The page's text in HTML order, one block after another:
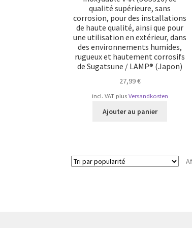
qualité supérieure, sans
corrosion, pour des installations
de haute qualité, ainsi que pour
une utilisation en extérieur, dans
des environnements humides,
rugueux et hautement corrosifs
de Sugatsune / LAMP® (Japon)
27,99€
incl. VAT plus Versandkosten
Ajouter au panier